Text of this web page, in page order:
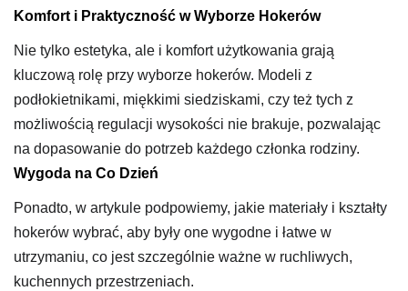
Komfort i Praktyczność w Wyborze Hokerów
Nie tylko estetyka, ale i komfort użytkowania grają
kluczową rolę przy wyborze hokerów. Modeli z
podłokietnikami, miękkimi siedziskami, czy też tych z
możliwością regulacji wysokości nie brakuje, pozwalając
na dopasowanie do potrzeb każdego członka rodziny.
Wygoda na Co Dzień
Ponadto, w artykule podpowiemy, jakie materiały i kształty
hokerów wybrać, aby były one wygodne i łatwe w
utrzymaniu, co jest szczególnie ważne w ruchliwych,
kuchennych przestrzeniach.